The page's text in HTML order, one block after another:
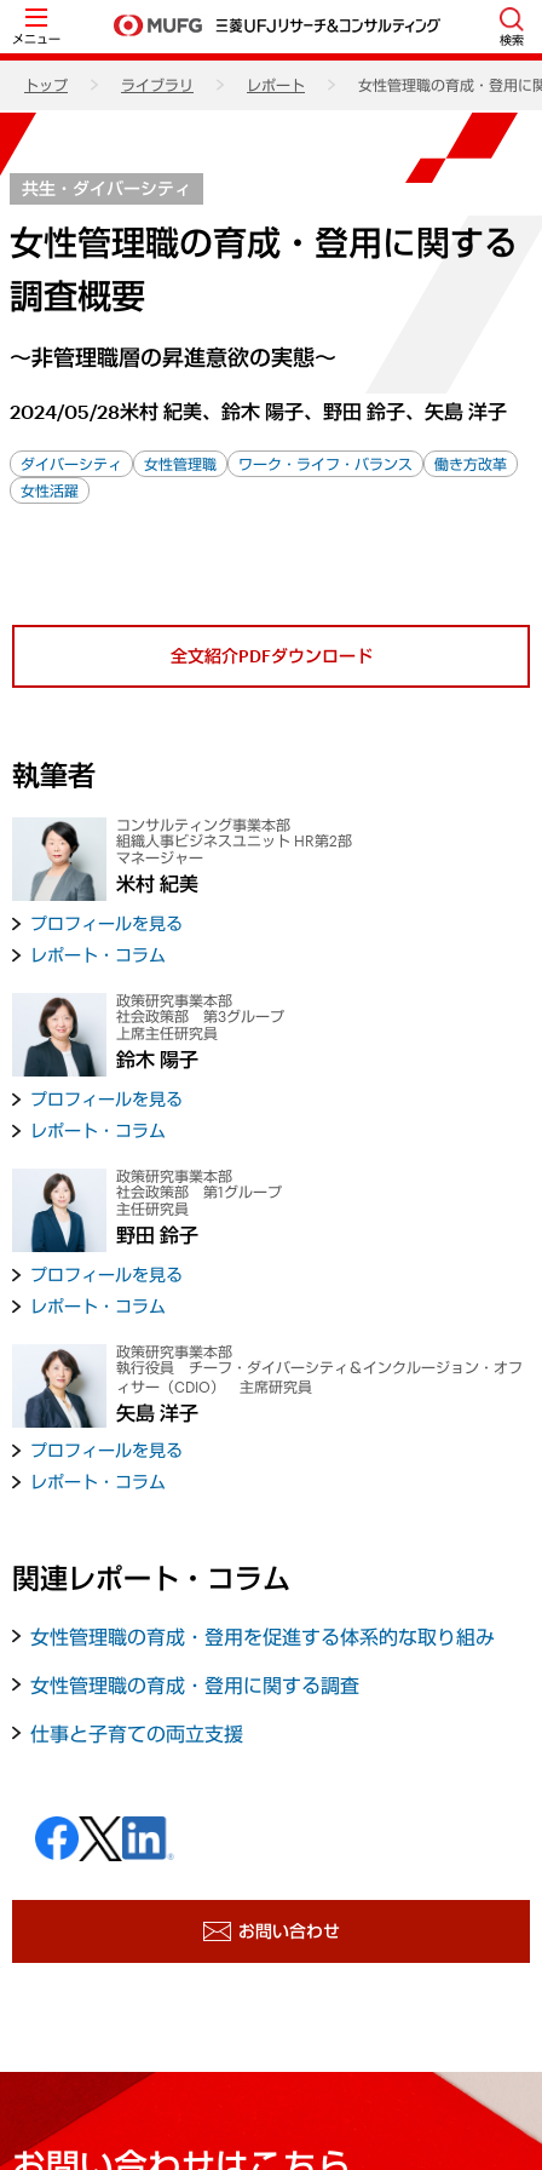
メニュー 検索
トップ ライブラリ レポート 女性管理職の育成・登用に
共生・ダイバーシティ
女性管理職の育成・登用に関する
調査概要
～非管理職層の昇進意欲の実態～
2024/05/28米村 紀美、鈴木 陽子、野田 鈴子、矢島 洋子
ダイバーシティ 女性管理職 ワーク・ライフ・バランス
働き方改革
女性活躍
全文紹介PDFダウンロード
執筆者
コンサルティング事業本部
組織人事ビジネスユニット HR第2部
マネージャー
米村 紀美
プロフィールを見る
レポート・コラム
政策研究事業本部
社会政策部 第3グループ
上席主任研究員
鈴木 陽子
プロフィールを見る
レポート・コラム
政策研究事業本部
社会政策部 第1グループ
主任研究員
野田 鈴子
プロフィールを見る
レポート・コラム
政策研究事業本部
執行役員 チーフ・ダイバーシティ＆インクルージョン・オフ
ィサー（CDIO） 主席研究員
矢島 洋子
プロフィールを見る
レポート・コラム
関連レポート・コラム
女性管理職の育成・登用を促進する体系的な取り組み
女性管理職の育成・登用に関する調査
仕事と子育ての両立支援
お問い合わせ